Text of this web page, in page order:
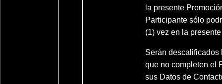
la presente
Participante sólo
(1) vez en la
Serán descalificados
que no completen el
sus Datos de